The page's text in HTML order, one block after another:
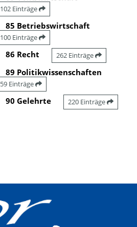
102 Einträge
85 Betriebswirtschaft
100 Einträge
86 Recht 262 Einträge
89 Politikwissenschaften
59 Einträge
90 Gelehrte 220 Einträge